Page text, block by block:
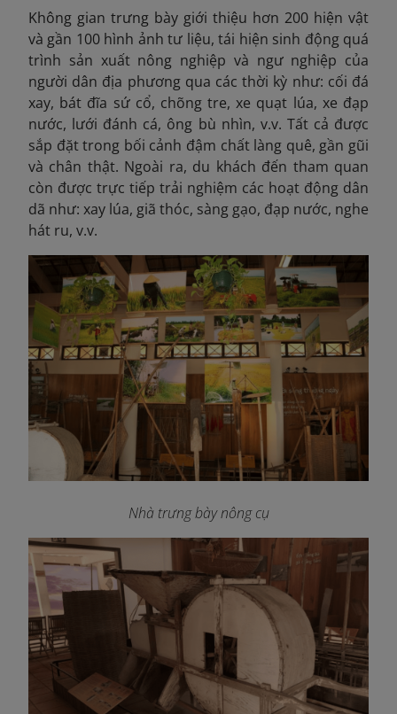
Không gian trưng bày giới thiệu hơn 200 hiện vật
và gần 100 hình ảnh tư liệu, tái hiện sinh động quá
trình sản xuất nông nghiệp và ngư nghiệp của
người dân địa phương qua các thời kỳ như: cối đá
xay, bát đĩa sứ cổ, chõng tre, xe quạt lúa, xe đạp
nước, lưới đánh cá, ông bù nhìn, v.v. Tất cả được
sắp đặt trong bối cảnh đậm chất làng quê, gần gũi
và chân thật. Ngoài ra, du khách đến tham quan
còn được trực tiếp trải nghiệm các hoạt động dân
dã như: xay lúa, giã thóc, sàng gạo, đạp nước, nghe
hát ru, v.v.
Nhà trưng bày nông cụ